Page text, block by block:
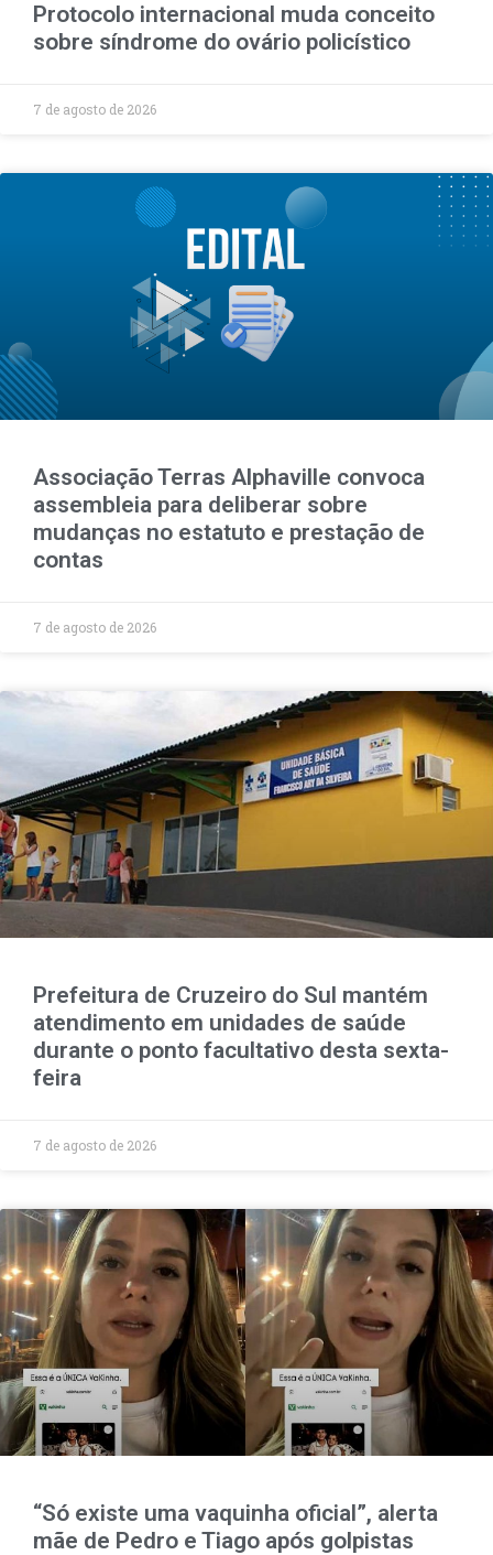
Protocolo internacional muda conceito
sobre síndrome do ovário policístico
7 de agosto de 2026
Associação Terras Alphaville convoca
assembleia para deliberar sobre
mudanças no estatuto e prestação de
contas
7 de agosto de 2026
Prefeitura de Cruzeiro do Sul mantém
atendimento em unidades de saúde
durante o ponto facultativo desta sexta-
feira
7 de agosto de 2026
“Só existe uma vaquinha oficial”, alerta
mãe de Pedro e Tiago após golpistas